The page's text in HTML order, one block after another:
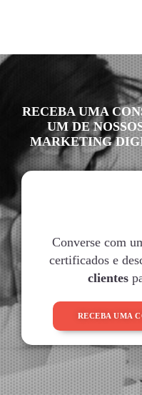
RECEBA UMA
UM DE
MARKETING
Converse com
certificados e
clientes
RECEBA UMA